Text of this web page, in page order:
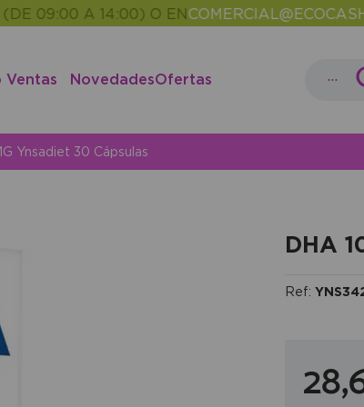
A 14:00) O EN COMERCIAL@ECOCASH.ES•
Ventas NovedadesOfertas ...
Ynsadiet 30 Cápsulas
DHA
Ref: